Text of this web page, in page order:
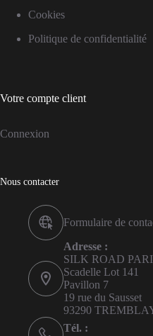
Cookies
Politique de confidentialité
Votre compte client
Connexion
Nous contacter
Formulaire de
Adresse :
SILK ROAD
Scadelle Lot 141
Pavillon 7
19 rue du Sausset
93290
Tél. :